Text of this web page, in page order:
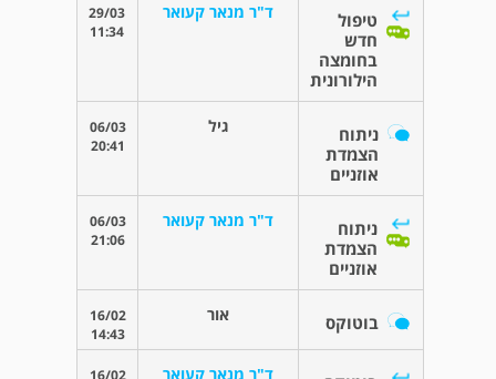
טיפול
חדש
בחומצה
הילורונית
ד"ר מנאר קעואר
29/03
11:34
ניתוח
הצמדת
אוזניים
גיל
06/03
20:41
ניתוח
הצמדת
אוזניים
ד"ר מנאר קעואר
06/03
21:06
בוטוקס אור
16/02
14:43
ד"ר מנאר קעואר